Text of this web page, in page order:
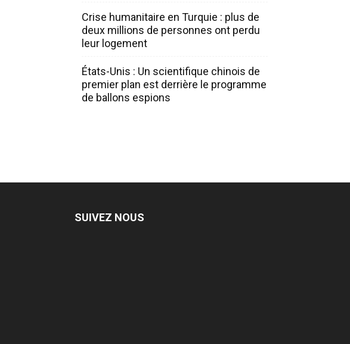
Crise humanitaire en Turquie : plus de
deux millions de personnes ont perdu
leur logement
États-Unis : Un scientifique chinois de
premier plan est derrière le programme
de ballons espions
SUIVEZ NOUS